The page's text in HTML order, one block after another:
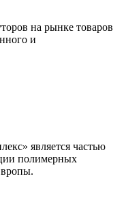
на рынке товаров
и
является частью
полимерных